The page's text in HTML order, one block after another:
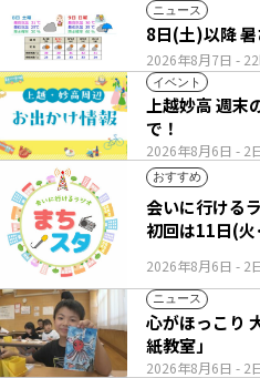
ニュース
2026年8月7日 -
8
イベント
2026年8月6日 - 2
上越妙高 週末
で！
おすすめ
2026年8月6日 - 2
会いに行ける
初回は11日(
ニュース
2026年8月6日 - 2
心がほっこり
紙教室」